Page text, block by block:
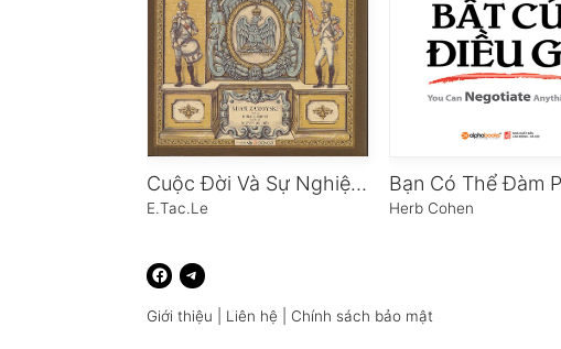
Cuộc Đời Và Sự Nghiệp Napoleon Bonaparte
E.Tac.Le Herb Cohen
Giới thiệu Liên hệ Chính sách bảo mật